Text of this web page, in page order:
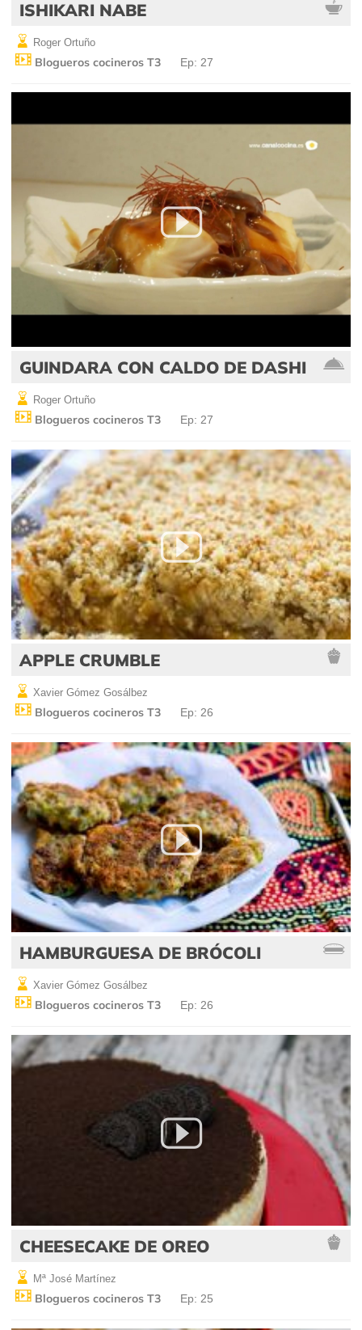
ISHIKARI NABE
Roger Ortuño
Blogueros cocineros T3 Ep: 27
GUINDARA CON CALDO DE DASHI
Roger Ortuño
Blogueros cocineros T3 Ep: 27
APPLE CRUMBLE
Xavier Gómez Gosálbez
Blogueros cocineros T3 Ep: 26
HAMBURGUESA DE BRÓCOLI
Xavier Gómez Gosálbez
Blogueros cocineros T3 Ep: 26
CHEESECAKE DE OREO
Mª José Martínez
Blogueros cocineros T3 Ep: 25